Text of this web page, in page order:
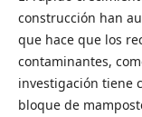
construcción han
que hace que los
contaminantes,
investigación tiene
bloque de